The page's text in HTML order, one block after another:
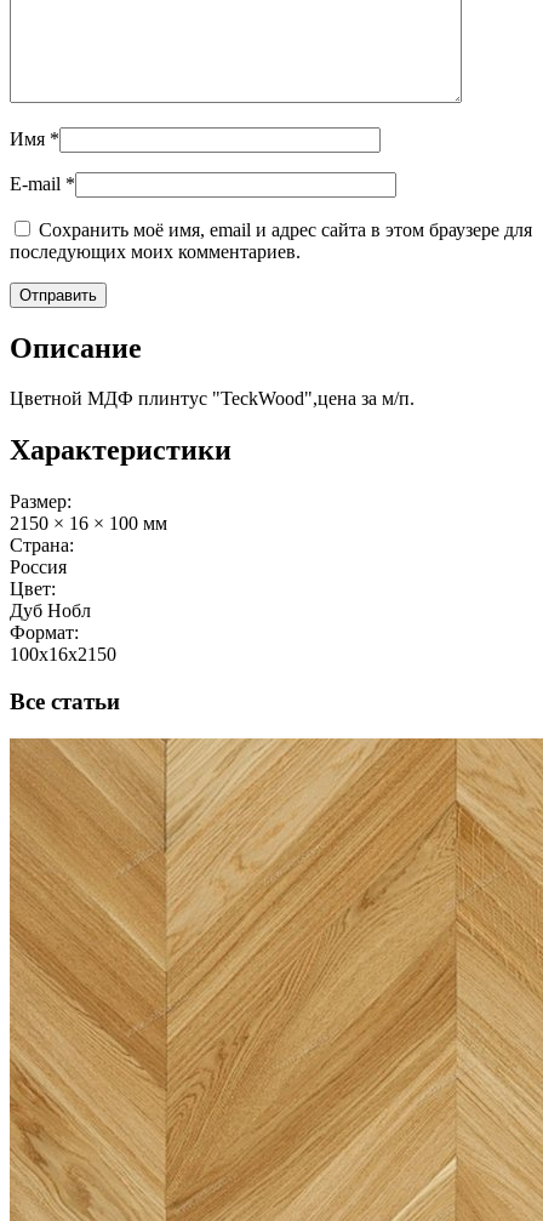
Имя *
E-mail *
Сохранить моё имя, email и адрес сайта в этом браузере для
последующих моих комментариев.
Описание
Цветной МДФ плинтус "TeckWood",цена за м/п.
Характеристики
Размер:
2150 × 16 × 100 мм
Страна:
Россия
Цвет:
Дуб Нобл
Формат:
100x16x2150
Все статьи